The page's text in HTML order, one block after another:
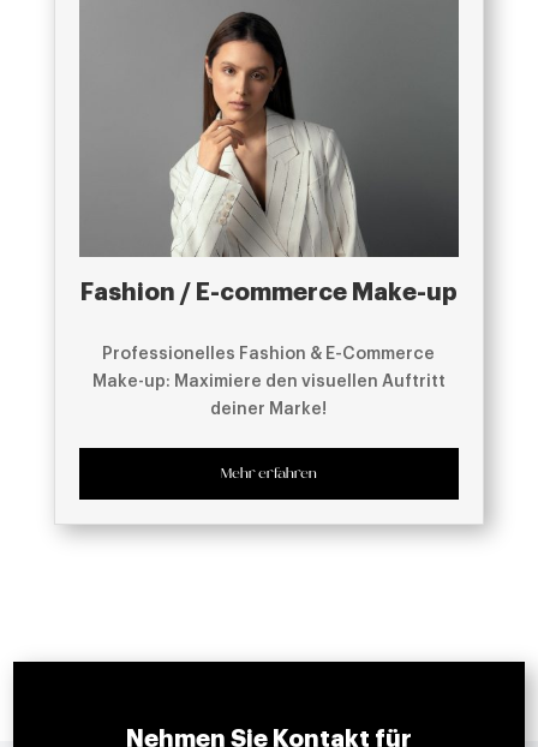
Fashion / E-commerce Make-up
Professionelles Fashion & E-Commerce
Make-up: Maximiere den visuellen Auftritt
deiner Marke!
Mehr erfahren
Nehmen Sie Kontakt für